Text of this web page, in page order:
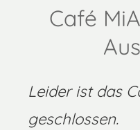
Café
Leider ist das
geschlossen.